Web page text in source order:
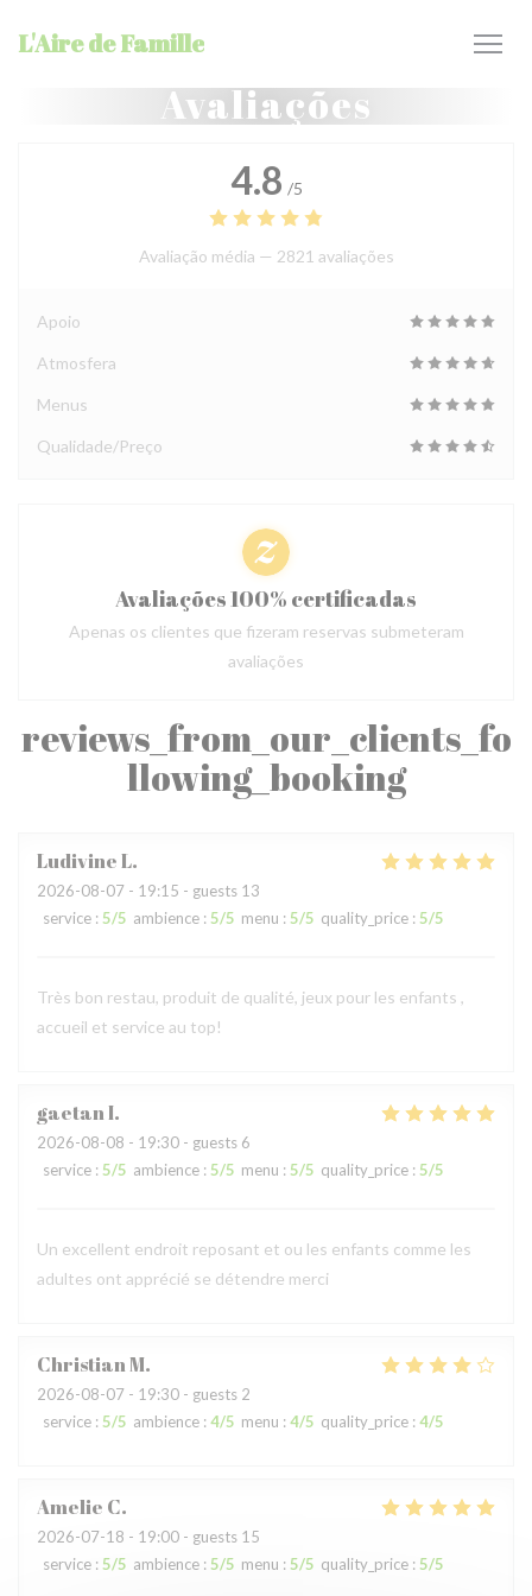
L'Aire de Famille
Avaliações
reviews_from_our_clients_fo
llowing_booking
LudivineL
2026-08-07 - 19:15 - guests 13
service : 5/5 ambience : 5/5 menu : 5/5 quality_price : 5/5
Très bon restau, produit de qualité, jeux pour les enfants ,
accueil et service au top!
gaetanI
2026-08-08 - 19:30 - guests 6
service : 5/5 ambience : 5/5 menu : 5/5 quality_price : 5/5
Un excellent endroit reposant et ou les enfants comme les
adultes ont apprécié se détendre merci
ChristianM
2026-08-07 - 19:30 - guests 2
service : 5/5 ambience : 4/5 menu : 4/5 quality_price : 4/5
Amelie C
2026-07-18 - 19:00 - guests 15
service :5/5 ambience : 5/5 menu : 5/5 quality_price : 5/5
4.8 /5
Avaliação média — 2821 avaliações
Apoio
Atmosfera
Menus
Qualidade/Preço
Avaliações 100% certificadas
Apenas os clientes que fizeram reservas submeteram
avaliações